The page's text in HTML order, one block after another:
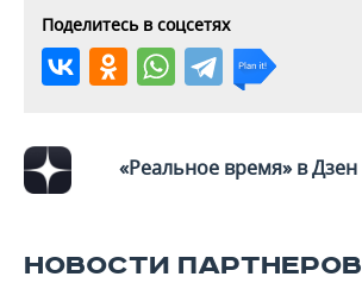
Поделитесь в соцсетях
«Реальное время» в Дзен
НОВОСТИ ПАРТНЕРОВ